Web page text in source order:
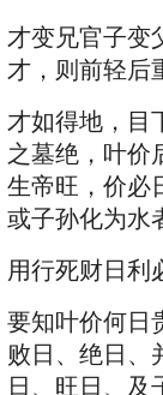
才变兄官子变
才，则前轻后
才如得地，目
之墓绝，叶价
生帝旺，价必
或子孙化为水
用行死财日利
要知叶价何日
败日、绝日、
日、旺日、及